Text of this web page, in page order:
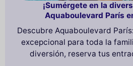
¡Sumérgete en la
Aquaboulevard París
Descubre Aquaboulevard
excepcional para toda la
diversión, reserva tus